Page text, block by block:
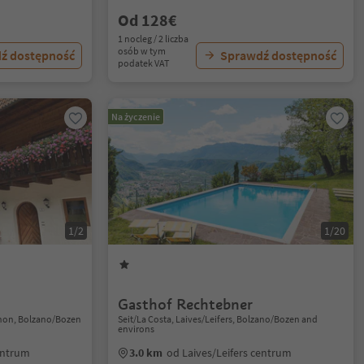
dostępność
Od 128€
1 nocleg / 2 liczba
osób w tym
podatek VAT
Sprawdź dostępność
1/2
Bolzano/Bozen
Na życzenie
1/20
Gasthof Rechtebner
Seit/La Costa, Laives/Leifers, Bolzano/Bozen and
environs
3.0 km od Laives/Leifers centrum